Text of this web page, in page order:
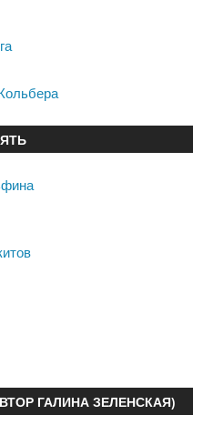
ГАЛИНА ЗЕЛЕНСКАЯ)